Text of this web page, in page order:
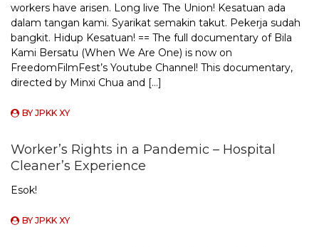
workers have arisen. Long live The Union! Kesatuan ada
dalam tangan kami. Syarikat semakin takut. Pekerja sudah
bangkit. Hidup Kesatuan! == The full documentary of Bila
Kami Bersatu (When We Are One) is now on
FreedomFilmFest’s Youtube Channel! This documentary,
directed by Minxi Chua and […]
BYJPKK XY
Worker’s Rights in a Pandemic – Hospital
Cleaner’s Experience
Esok!
BYJPKK XY